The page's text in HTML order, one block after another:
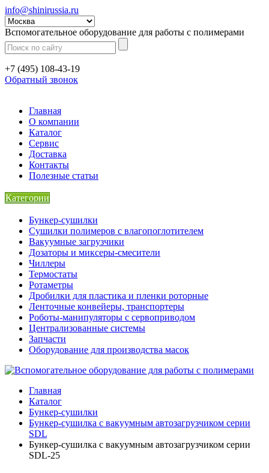
info@shinirussia.ru
Вспомогательное оборудование для работы с полимерами
+7 (495) 108-43-19
Обратный звонок
Главная
О компании
Каталог
Сервис
Доставка
Контакты
Полезные статьи
Категории
Бункер-сушилки
Сушилки полимеров с влагопоглотителем
Вакуумные загрузчики
Дозаторы и миксеры-смесители
Чиллеры
Термостаты
Ротаметры
Дробилки для пластика и пленки роторные
Ленточные конвейеры, транспортеры
Роботы-манипуляторы с сервоприводом
Централизованные системы
Запчасти
Оборудование для производства масок
Главная
Каталог
Бункер-сушилки
Бункер-сушилка с вакуумным автозагрузчиком серии
SDL
Бункер-сушилка с вакуумным автозагрузчиком серии
SDL-25